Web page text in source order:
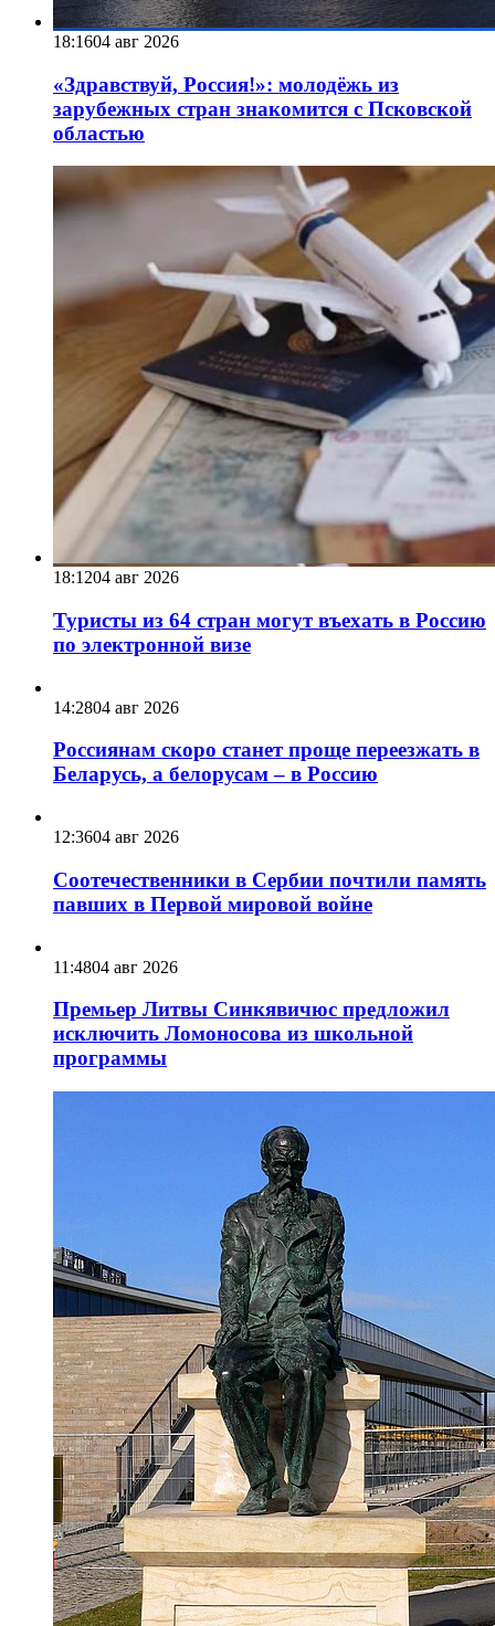
18:1604 авг 2026
«Здравствуй, Россия!»: молодёжь из
зарубежных стран знакомится с Псковской
областью
18:1204 авг 2026
Туристы из 64 стран могут въехать в Россию
по электронной визе
14:2804 авг 2026
Россиянам скоро станет проще переезжать в
Беларусь, а белорусам – в Россию
12:3604 авг 2026
Соотечественники в Сербии почтили память
павших в Первой мировой войне
11:4804 авг 2026
Премьер Литвы Синкявичюс предложил
исключить Ломоносова из школьной
программы